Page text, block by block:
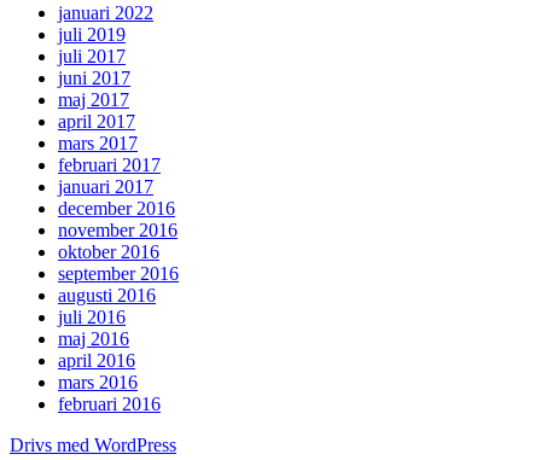
januari 2022
juli 2019
juli 2017
juni 2017
maj 2017
april 2017
mars 2017
februari 2017
januari 2017
december 2016
november 2016
oktober 2016
september 2016
augusti 2016
juli 2016
maj 2016
april 2016
mars 2016
februari 2016
Drivs med WordPress